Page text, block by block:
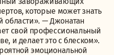
которые может знать
области». — Джонатан
свой профессиональный
и делает это с блеском».
эмоциональной